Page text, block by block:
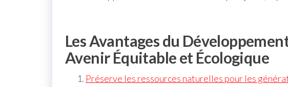
Les Avantages du
Avenir Équitable et Écologique
Préserve les ressources naturelles pour les